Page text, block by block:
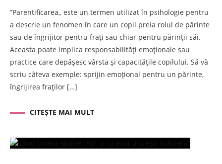
”Parentificarea„ este un termen utilizat în psihologie pentru
a descrie un fenomen în care un copil preia rolul de părinte
sau de îngrijitor pentru frați sau chiar pentru părinții săi.
Aceasta poate implica responsabilități emoționale sau
practice care depășesc vârsta și capacitățile copilului. Să vă
scriu câteva exemple: sprijin emoțional pentru un părinte,
îngrijirea fraților […]
CITEȘTE MAI MULT